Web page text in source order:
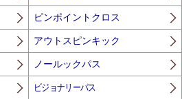
ピンポイントクロス
アウトスピンキック
ノールックパス
ビジョナリーパス